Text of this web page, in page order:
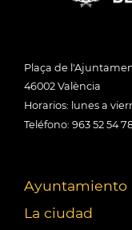
Plaça de
46002 València
Horarios: lunes a
Teléfono: 963 52 54
Ayuntamiento
La ciudad